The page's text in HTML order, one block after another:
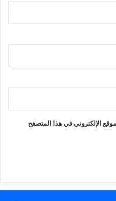
الإلكتروني في هذا المتصفح